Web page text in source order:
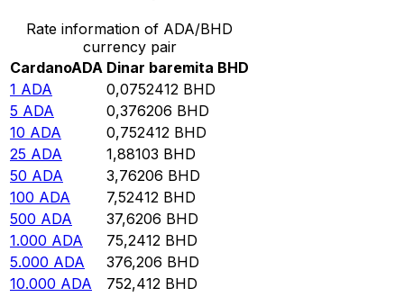
Rate information of ADA/BHD
currency pair
CardanoADA Dinar baremita BHD
1 ADA 0,0752412 BHD
5 ADA 0,376206 BHD
10 ADA 0,752412 BHD
25 ADA 1,88103 BHD
50 ADA 3,76206 BHD
100 ADA 7,52412 BHD
500 ADA 37,6206 BHD
1.000 ADA 75,2412 BHD
5.000 ADA 376,206 BHD
10.000 ADA 752,412 BHD